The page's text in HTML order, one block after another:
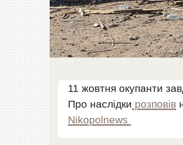
11 жовтня окупанти
Про наслідки розповів
Nikopolnews